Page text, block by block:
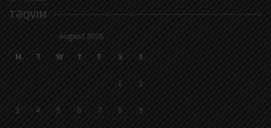
TƏQVIM
August 2026
M
T W T F S S
1 2
3 4 5 6 7 8 9